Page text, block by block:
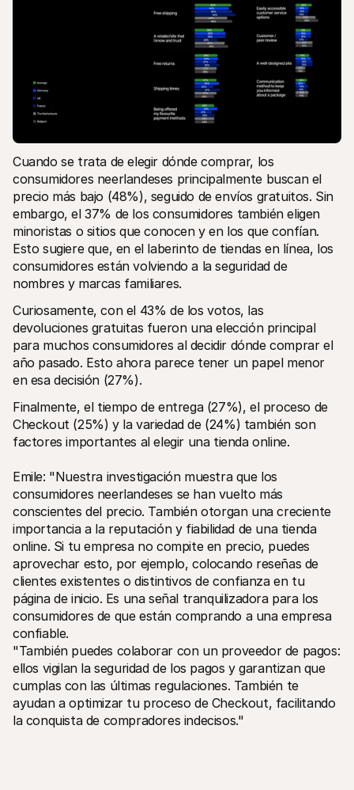
Cuando se trata de elegir dónde comprar, los
consumidores neerlandeses principalmente buscan el
precio más bajo (48%), seguido de envíos gratuitos. Sin
embargo, el 37% de los consumidores también eligen
minoristas o sitios que conocen y en los que confían.
Esto sugiere que, en el laberinto de tiendas en línea, los
consumidores están volviendo a la seguridad de
nombres y marcas familiares.
Curiosamente, con el 43% de los votos, las
devoluciones gratuitas fueron una elección principal
para muchos consumidores al decidir dónde comprar el
año pasado. Esto ahora parece tener un papel menor
en esa decisión (27%).
Finalmente, el tiempo de entrega (27%), el proceso de
Checkout (25%) y la variedad de (24%) también son
factores importantes al elegir una tienda online.
Emile: "Nuestra investigación muestra que los
consumidores neerlandeses se han vuelto más
conscientes del precio. También otorgan una creciente
importancia a la reputación y fiabilidad de una tienda
online. Si tu empresa no compite en precio, puedes
aprovechar esto, por ejemplo, colocando reseñas de
clientes existentes o distintivos de confianza en tu
página de inicio. Es una señal tranquilizadora para los
consumidores de que están comprando a una empresa
confiable.
"También puedes colaborar con un proveedor de pagos:
ellos vigilan la seguridad de los pagos y garantizan que
cumplas con las últimas regulaciones. También te
ayudan a optimizar tu proceso de Checkout, facilitando
la conquista de compradores indecisos."